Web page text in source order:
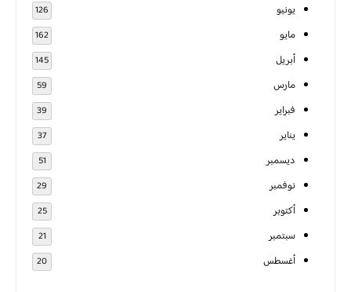
يونيو 126
مايو 162
أبريل 145
مارس 59
فبراير 39
يناير 37
ديسمبر 51
نوفمبر 29
أكتوبر 25
سبتمبر 21
أغسطس 20